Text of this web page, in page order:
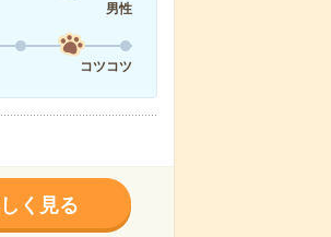
男性
コツコツ
く見る